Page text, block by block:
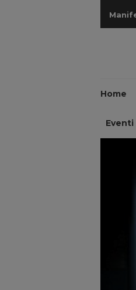
Home
Eventi